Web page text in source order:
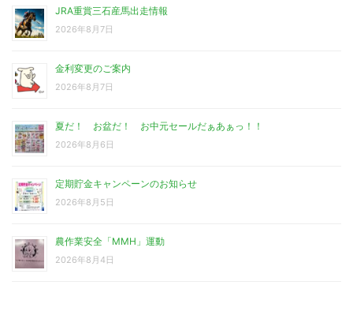
JRA重賞三石産馬出走情報
2026年8月7日
金利変更のご案内
2026年8月7日
夏だ！ お盆だ！ お中元セールだぁあぁっ！！
2026年8月6日
定期貯金キャンペーンのお知らせ
2026年8月5日
農作業安全「MMH」運動
2026年8月4日